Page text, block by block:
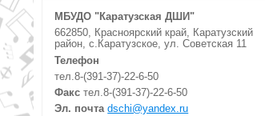
МБУДО "Каратузская ДШИ"
662850, Красноярский край, Каратузский
район, с.Каратузское, ул. Советская 11
Телефон
тел.8-(391-37)-22-6-50
Факс тел.8-(391-37)-22-6-50
Эл. почта dschi@yandex.ru